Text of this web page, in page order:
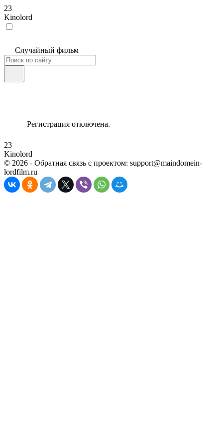
23
Kinolord
Случайный фильм
Регистрация отключена.
23
Kinolord
© 2026 - Обратная связь с проектом: support@maindomein-
lordfilm.ru